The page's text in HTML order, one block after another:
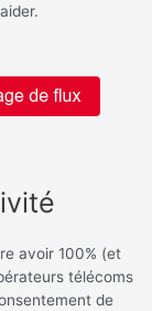
avoir 100% (et
télécoms
de